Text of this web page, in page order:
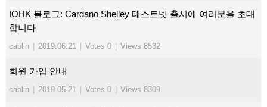
IOHK 블로그: Cardano Shelley 테스트넷 출시에 여러분을 초대
합니다
cablin 2019.06.21 Votes 0 Views 8532
회원 가입 안내
cablin 2019.05.21 Votes 0 Views 8309